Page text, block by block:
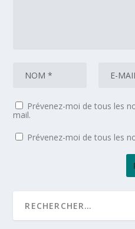
Prévenez-moi de tous les
mail.
Prévenez-moi de tous les